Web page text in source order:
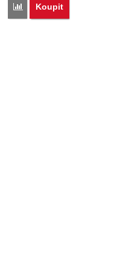
porovnání
FKP Capable VHF, BT, WiFi,
Přidat 'Motorola
Koupit
NKP Capable VHF, BT, WiFi,